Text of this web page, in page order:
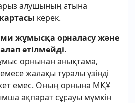
алушының атына
керек.
жұмысқа орналасу және
етілмейді.
орнынан анықтама,
жалақы туралы үзінді
емес. Оның орнына МҚҰ
ақпарат сұрауы мүмкін